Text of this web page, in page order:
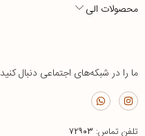
محصولات الی
ما را در شبکه‌های اجتماعی دنبال کنید
تلفن تماس: ۷۲۹۰۳